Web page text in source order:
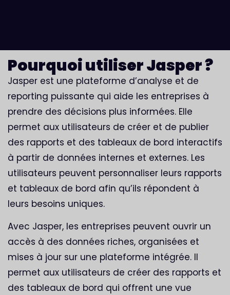
Pourquoi utiliser Jasper ?
Jasper est une plateforme d’analyse et de
reporting puissante qui aide les entreprises à
prendre des décisions plus informées. Elle
permet aux utilisateurs de créer et de publier
des rapports et des tableaux de bord interactifs
à partir de données internes et externes. Les
utilisateurs peuvent personnaliser leurs rapports
et tableaux de bord afin qu’ils répondent à
leurs besoins uniques.
Avec Jasper, les entreprises peuvent ouvrir un
accès à des données riches, organisées et
mises à jour sur une plateforme intégrée. Il
permet aux utilisateurs de créer des rapports et
des tableaux de bord qui offrent une vue